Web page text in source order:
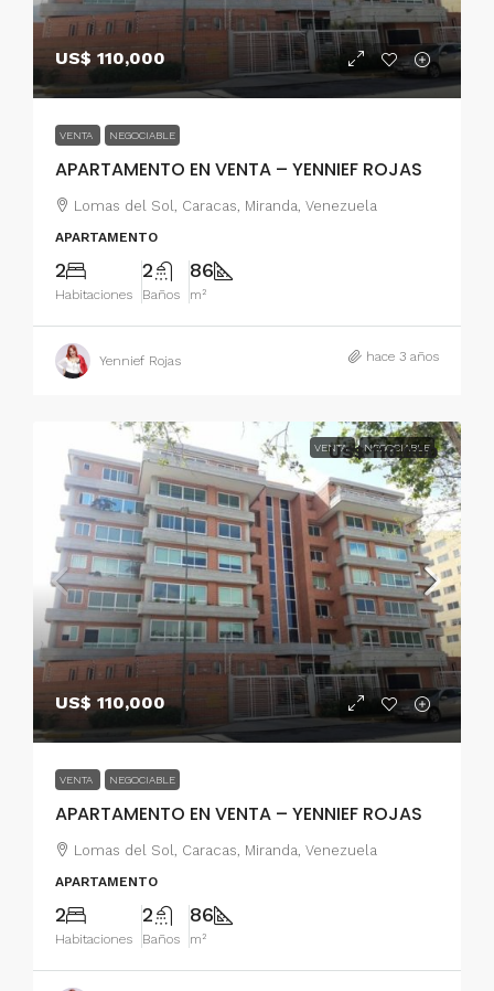
US$ 110,000
VENTA NEGOCIABLE
APARTAMENTO EN VENTA – YENNIEF ROJAS
Lomas del Sol, Caracas, Miranda, Venezuela
APARTAMENTO
2
Habitaciones
2
Baños
86
m²
Yennief Rojas hace 3 años
VENTA NEGOCIABLE
US$ 110,000
VENTA NEGOCIABLE
APARTAMENTO EN VENTA – YENNIEF ROJAS
US$ 110,000
Lomas del Sol, Caracas, Miranda, Venezuela
APARTAMENTO
2
Habitaciones
2
Baños
86
m²